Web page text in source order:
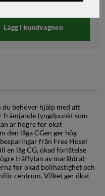
Lägg i kundvagnen
du behöver hjälp med att
främjande tyngdpunkt som
är högre för ökat
den låga CGen ger hög
från Free Hosel
en låg CG, ökad förlåtelse
träffytan av maråldrat-
för ökad bollhastighet och
centrum. Vilket ger ökat